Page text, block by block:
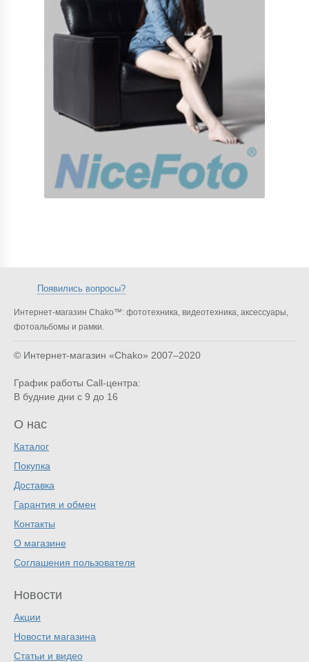
Появились вопросы?
Интернет-магазин Chako™: фототехника, видеотехника, аксессуары,
фотоальбомы и рамки.
© Интернет-магазин «Chako» 2007–2020
График работы Call-центра:
В будние дни с 9 до 16
О нас
Каталог
Покупка
Доставка
Гарантия и обмен
Контакты
О магазине
Соглашения пользователя
Новости
Акции
Новости магазина
Статьи и видео